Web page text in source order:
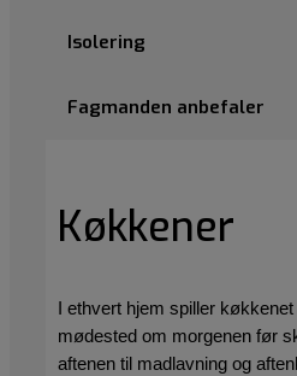
Isolering
Fagmanden anbefaler
Køkkener
I ethvert hjem spiller
mødested om morgenen før
aftenen til madlavning og